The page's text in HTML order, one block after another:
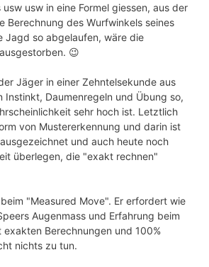
usw in eine Formel giessen, aus der
Berechnung des Wurfwinkels seines
Jagd so abgelaufen, wäre die
😉
Jäger in einer Zehntelsekunde aus
Instinkt, Daumenregeln und Übung so,
sehr hoch ist. Letztlich
von Mustererkennung und darin ist
und auch heute noch
überlegen, die "exakt rechnen"
"Measured Move". Er erfordert wie
Augenmass und Erfahrung beim
exakten Berechnungen und 100%
nichts zu tun.